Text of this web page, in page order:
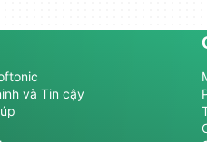
và Tin cậy